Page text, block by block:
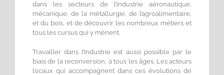
dans les secteurs de l’industrie aéronautique,
mécanique, de la métallurgie, de l’agroalimentaire,
et du bois, et de découvrir les nombreux métiers et
tous les cursus qui y mènent.
Travailler dans l’Industrie est aussi possible par le
biais de la reconversion, à tous les âges. Les acteurs
locaux qui accompagnent dans ces évolutions de